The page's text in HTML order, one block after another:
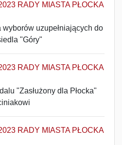
RADY MIASTA PŁOCKA
uzupełniających do
"Góry"
RADY MIASTA PŁOCKA
"Zasłużony dla Płocka"
RADY MIASTA PŁOCKA